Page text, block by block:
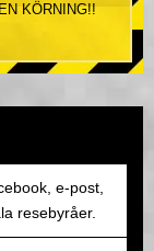
KÖRNING!!
e-post,
resebyråer.